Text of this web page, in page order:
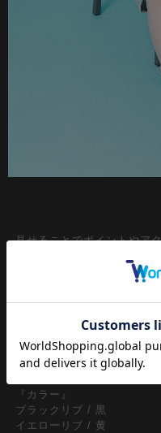
見せることでポイントやア
たい定番のクルーソックス
抜け感のあるムードを演出
の一言なふわふわワンちゃ
感も感じさせるアートのよ
ァッションライクでSNS映
が◎
『カラー』
ブラックリブ / 黒
イエローリブ / 黄